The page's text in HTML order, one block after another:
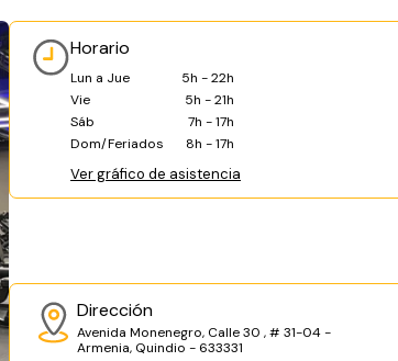
Horario
Lun a Jue
5h - 22h
Vie
5h - 21h
Sáb
7h - 17h
Dom/Feriados
8h - 17h
Ver gráfico de asistencia
Dirección
Avenida Monenegro, Calle 30 , # 31-04 -
Armenia, Quindio - 633331